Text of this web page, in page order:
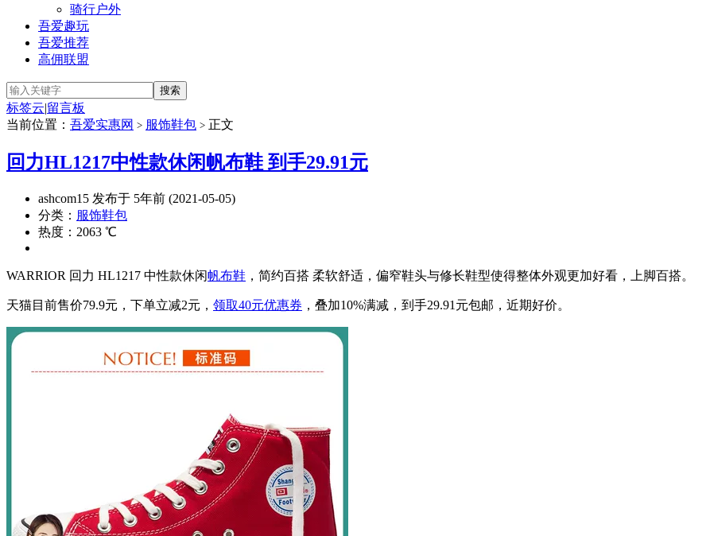
骑行户外
吾爱趣玩
吾爱推荐
高佣联盟
标签云|留言板
当前位置： 吾爱实惠网 > 服饰鞋包 > 正文
回力HL1217中性款休闲帆布鞋 到手29.91元
ashcom15 发布于 5年前 (2021-05-05)
分类： 服饰鞋包
热度：2063 ℃
WARRIOR 回力 HL1217 中性款休闲帆布鞋 ，简约百搭 柔软舒适，偏窄鞋头与修长鞋型使得整体外观更加好看，上脚百搭。
天猫目前售价79.9元，下单立减2元， 领取40元优惠券 ，叠加10%满减，到手29.91元包邮，近期好价。